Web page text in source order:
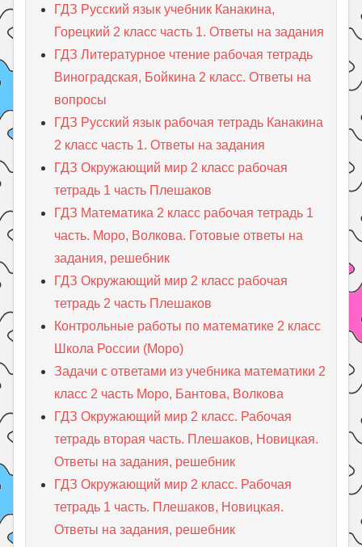
ГДЗ Русский язык учебник Канакина,
Горецкий 2 класс часть 1. Ответы на задания
ГДЗ Литературное чтение рабочая тетрадь
Виноградская, Бойкина 2 класс. Ответы на
вопросы
ГДЗ Русский язык рабочая тетрадь Канакина
2 класс часть 1. Ответы на задания
ГДЗ Окружающий мир 2 класс рабочая
тетрадь 1 часть Плешаков
ГДЗ Математика 2 класс рабочая тетрадь 1
часть. Моро, Волкова. Готовые ответы на
задания, решебник
ГДЗ Окружающий мир 2 класс рабочая
тетрадь 2 часть Плешаков
Контрольные работы по математике 2 класс
Школа России (Моро)
Задачи с ответами из учебника математики 2
класс 2 часть Моро, Бантова, Волкова
ГДЗ Окружающий мир 2 класс. Рабочая
тетрадь вторая часть. Плешаков, Новицкая.
Ответы на задания, решебник
ГДЗ Окружающий мир 2 класс. Рабочая
тетрадь 1 часть. Плешаков, Новицкая.
Ответы на задания, решебник